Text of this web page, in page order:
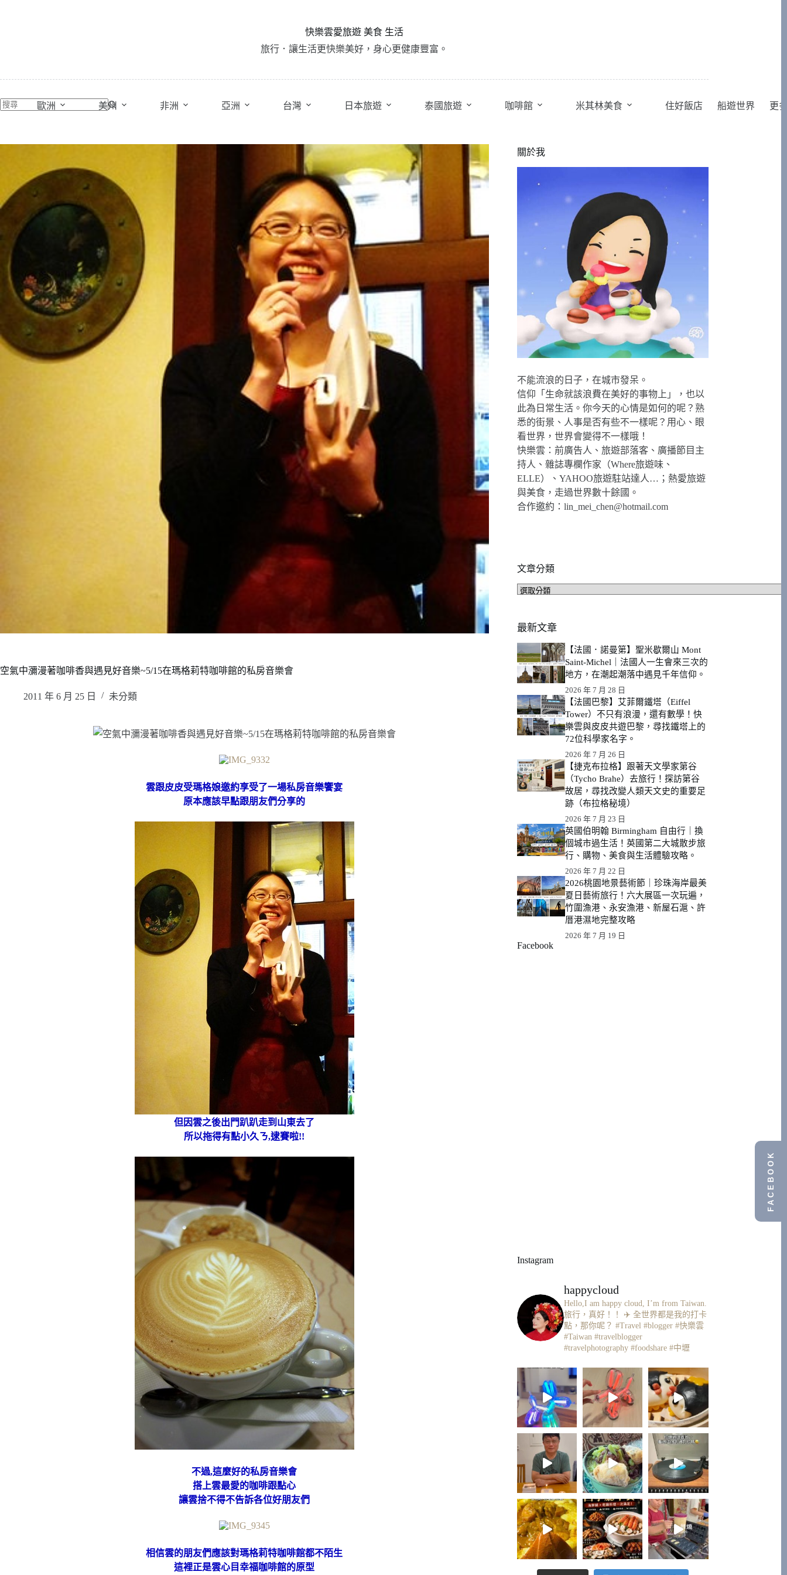
容
快樂雲愛旅遊 美食 生活
旅行．讓生活更快樂美好，身心更健康豐富。
歐洲 美州 非洲 亞洲 台灣 日本旅遊 泰國旅遊 咖啡館 米其林美食 住好飯店 船遊世界 更
空氣中瀰漫著咖啡香與遇見好音樂~5/15在瑪格莉特咖啡館的私房音樂會
2011 年 6 月 25 日 未分類
雲跟皮皮受瑪格娘邀約享受了一場私房音樂饗宴
原本應該早點跟朋友們分享的
但因雲之後出門趴趴走到山東去了
所以拖得有點小久ㄋ,逮賽啦!!
不過,這麼好的私房音樂會
搭上雲最愛的咖啡跟點心
讓雲捨不得不告訴各位好朋友們
相信雲的朋友們應該對瑪格莉特咖啡館都不陌生
這裡正是雲心目幸福咖啡館的原型
關於我
不能流浪的日子，在城市發呆。
信仰「生命就該浪費在美好的事物上」，也以
此為日常生活。你今天的心情是如何的呢？熟
悉的街景、人事是否有些不一樣呢？用心、眼
看世界，世界會變得不一樣哦！
快樂雲：前廣告人、旅遊部落客、廣播節目主
持人、雜誌專欄作家（Where旅遊味、
ELLE）、YAHOO旅遊駐站達人…；熱愛旅遊
與美食，走過世界數十餘國。
合作邀約：lin_mei_chen@hotmail.com
文章分類
文
類
最新文章
【法國．諾曼第】聖米歇爾山 Mont
Saint-Michel｜法國人一生會來三次的
地方，在潮起潮落中遇見千年信仰。
2026 年 7 月 28 日
【法國巴黎】艾菲爾鐵塔（Eiffel
Tower）不只有浪漫，還有數學！快
樂雲與皮皮共遊巴黎，尋找鐵塔上的
72位科學家名字。
2026 年 7 月 26 日
【捷克布拉格】跟著天文學家第谷
（Tycho Brahe）去旅行！探訪第谷
故居，尋找改變人類天文史的重要足
跡（布拉格秘境）
2026 年 7 月 23 日
英國伯明翰 Birmingham 自由行｜換
個城市過生活！英國第二大城散步旅
行、購物、美食與生活體驗攻略。
2026 年 7 月 22 日
2026桃園地景藝術節｜珍珠海岸最美
夏日藝術旅行！六大展區一次玩遍，
竹圍漁港、永安漁港、新屋石滬、許
厝港濕地完整攻略
2026 年 7 月 19 日
Facebook
Instagram
happycloud
Hello,I am happy cloud, I’m from Taiwan.
旅行，真好！！ ✈️ 全世界都是我的打卡
點，那你呢？ #Travel #blogger #快樂雲
#Taiwan #travelblogger
#travelphotography #foodshare #中壢
FACEBOOK